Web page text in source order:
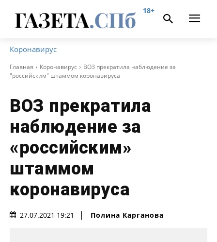
18+
Коронавирус
Главная Коронавирус
ВОЗ прекратила наблюдение за
"российским" штаммом коронавируса
ВОЗ прекратила
наблюдение за
«российским»
штаммом
коронавируса
27.07.2021 19:21 Полина Карганова